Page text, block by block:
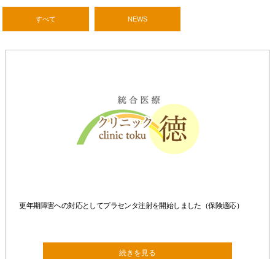
すべて NEWS
更年期障害への対応としてプラセンタ注射を開始しました（保険適応）
続きを見る